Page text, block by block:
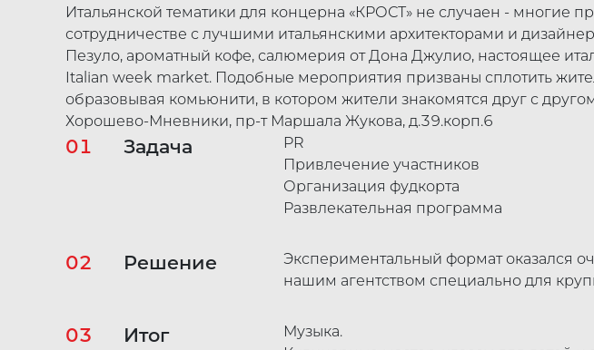
Итальянской тематики для концерна «КРОСТ» не случаен - многие
сотрудничестве с лучшими итальянскими архитекторами и
Пезуло, ароматный кофе, салюмерия от Дона Джулио, настоящее
Italian week market. Подобные мероприятия призваны сплотить
образовывая комьюнити, в котором жители знакомятся друг с
Хорошево-Мневники, пр-т Маршала Жукова, д.39.корп.6
01 Задача
PR
Привлечение участников
Организация фудкорта
Развлекательная программа
02 Решение
Экспериментальный формат оказался
нашим агентством специально для
03 Итог
Музыка.